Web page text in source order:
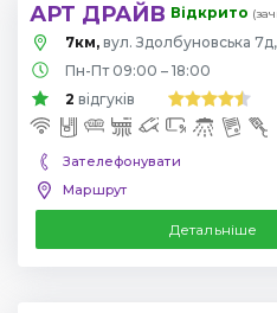
АРТ ДРАЙВ Відкрито
7км, вул. Здолбуновська 7д,
Пн-Пт 09:00 – 18:00
2 відгуків
Зателефонувати
Маршрут
Детальніше